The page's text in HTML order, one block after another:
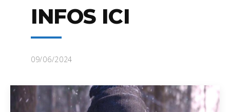
INFOS ICI
09/06/2024